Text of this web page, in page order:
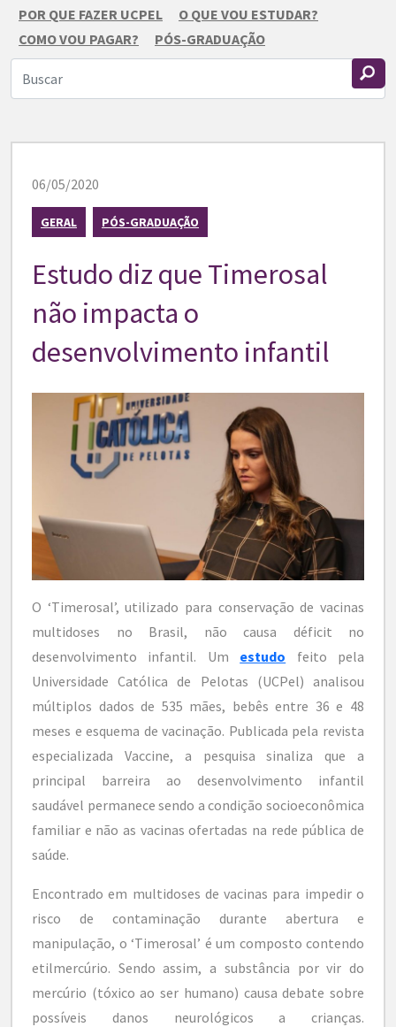
POR QUE FAZER UCPEL
O QUE VOU ESTUDAR?
COMO VOU PAGAR?
PÓS-GRADUAÇÃO
06/05/2020
GERAL PÓS-GRADUAÇÃO
Estudo diz que Timerosal
não impacta o
desenvolvimento infantil
O ‘Timerosal’, utilizado para conservação de vacinas
multidoses no Brasil, não causa déficit no
desenvolvimento infantil. Um estudo feito pela
Universidade Católica de Pelotas (UCPel) analisou
múltiplos dados de 535 mães, bebês entre 36 e 48
meses e esquema de vacinação. Publicada pela revista
especializada Vaccine, a pesquisa sinaliza que a
principal barreira ao desenvolvimento infantil
saudável permanece sendo a condição socioeconômica
familiar e não as vacinas ofertadas na rede pública de
saúde.
Encontrado em multidoses de vacinas para impedir o
risco de contaminação durante abertura e
manipulação, o ‘Timerosal’ é um composto contendo
etilmercúrio. Sendo assim, a substância por vir do
mercúrio (tóxico ao ser humano) causa debate sobre
possíveis danos neurológicos a crianças.